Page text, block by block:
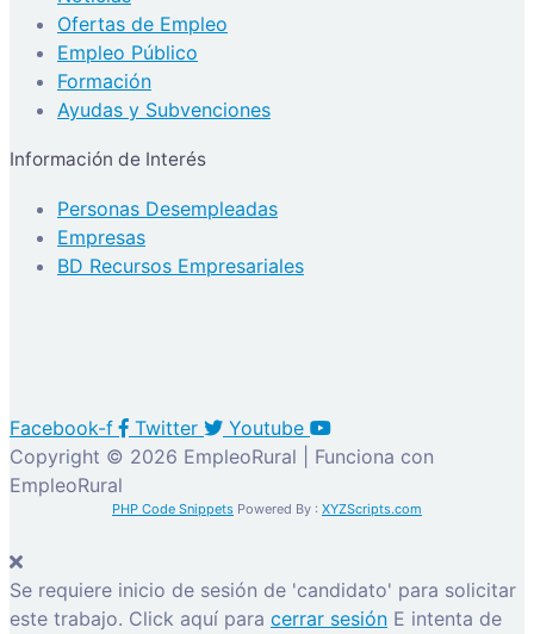
Ofertas de Empleo
Empleo Público
Formación
Ayudas y Subvenciones
Información de Interés
Personas Desempleadas
Empresas
BD Recursos Empresariales
Facebook-f Twitter
Youtube
Copyright © 2026 EmpleoRural | Funciona con
EmpleoRural
PHP Code Snippets Powered By : XYZScripts.com
Se requiere inicio de sesión de 'candidato' para solicitar
este trabajo. Click aquí para cerrar sesión E intenta de